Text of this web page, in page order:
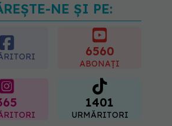
Bacteria din intestin care a
crescut forța musculară cu
08.08.2026, 14:00
NE ȘI PE:
6560
ABONAȚI
1401
URMĂRITORI